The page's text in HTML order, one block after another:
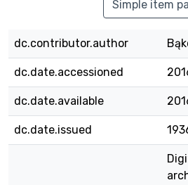
Simple item
dc.contributor.author
dc.date.accessioned
dc.date.available
dc.date.issued